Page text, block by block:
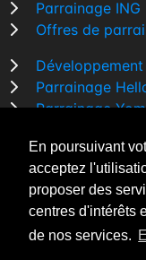
En poursuivant
acceptez
proposer des
centres d'intérêts
de nos services.
Parrainage ING
Offres de
Parrainage
Parrainage
Comparatif
By Night v5.7.3